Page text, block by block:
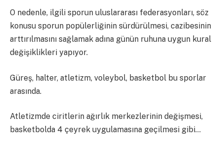
O nedenle, ilgili sporun uluslararası federasyonları, söz
konusu sporun popülerliğinin sürdürülmesi, cazibesinin
arttırılmasını sağlamak adına günün ruhuna uygun kural
değişiklikleri yapıyor.
Güreş, halter, atletizm, voleybol, basketbol bu sporlar
arasında.
Atletizmde ciritlerin ağırlık merkezlerinin değişmesi,
basketbolda 4 çeyrek uygulamasına geçilmesi gibi…